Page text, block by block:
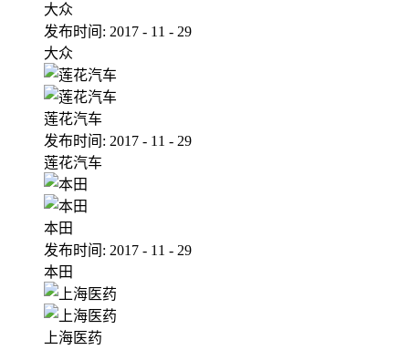
大众
发布时间: 2017 - 11 - 29
大众
莲花汽车
发布时间: 2017 - 11 - 29
莲花汽车
本田
发布时间: 2017 - 11 - 29
本田
上海医药